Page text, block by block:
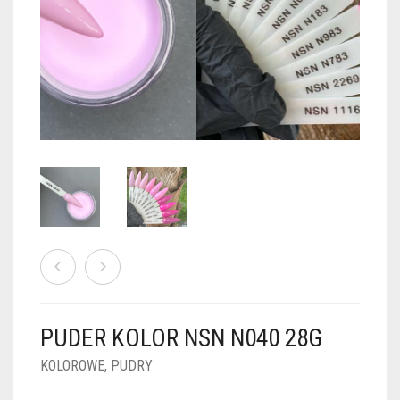
PUDRY BROKATOWE
PUDRY Z DROBINKAMI
PUDRY KOLOR PUR
PUDRY BUDUJĄCE
PUDRY DO FRENCH
PUDRY GALAXY
PUDRY SPARKLE
PUDRY TERMICZNE
PUDRY ŚWIECĄCE
FOIL DIP
PUDER KOLOR NSN N040 28G
KOLOROWE, PUDRY